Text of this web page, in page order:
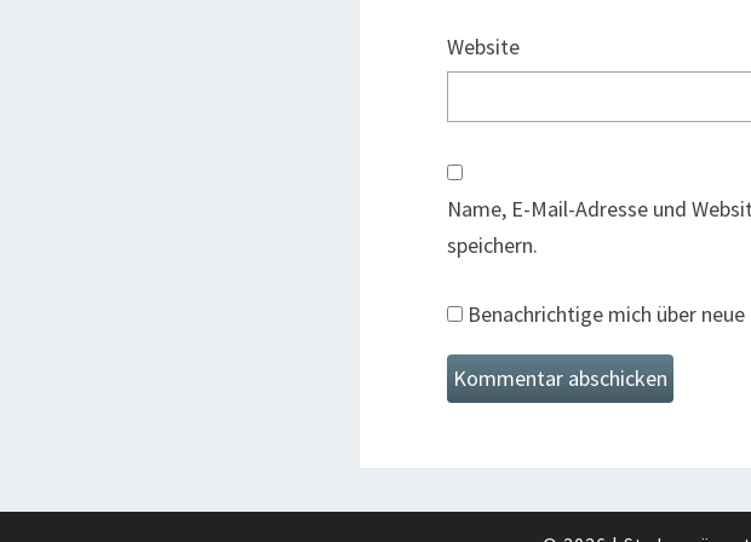
Website
Name, E-Mail-Adresse und
speichern.
Benachrichtige mich über